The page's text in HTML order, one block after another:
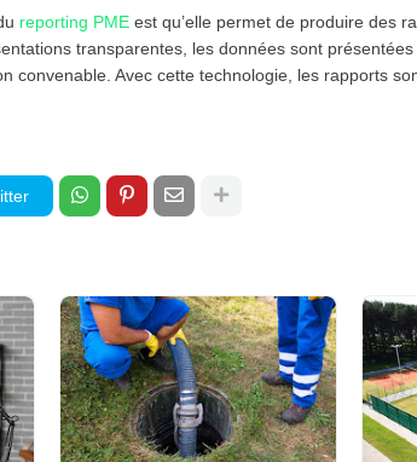
reporting PME est qu’elle permet de produire des
transparentes, les données sont
convenable. Avec cette technologie, les rapports